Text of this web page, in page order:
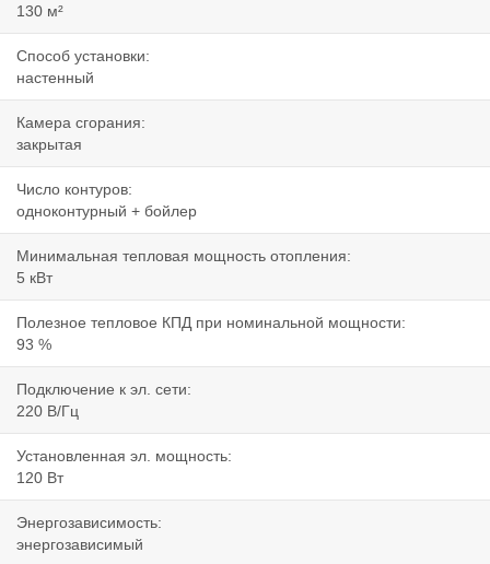
130 м²
Способ установки:
настенный
Камера сгорания:
закрытая
Число контуров:
одноконтурный + бойлер
Минимальная тепловая мощность отопления:
5 кВт
Полезное тепловое КПД при номинальной мощности:
93 %
Подключение к эл. сети:
220 В/Гц
Установленная эл. мощность:
120 Вт
Энергозависимость:
энергозависимый